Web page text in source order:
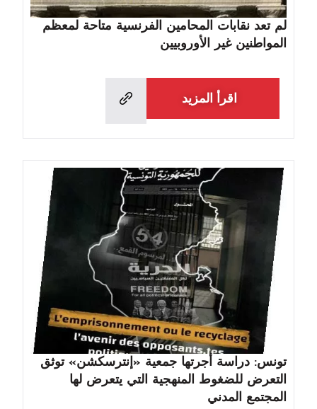
لم تعد نقابات المحامين الفرنسية متاحة لمعظم
المواطنين غير الأوروبيين
اقرأ المزيد
تونس: دراسة أجرتها جمعية «إنترسكشن» توثق
التعرض للضغوط المنهجية التي يتعرض لها
المجتمع المدني